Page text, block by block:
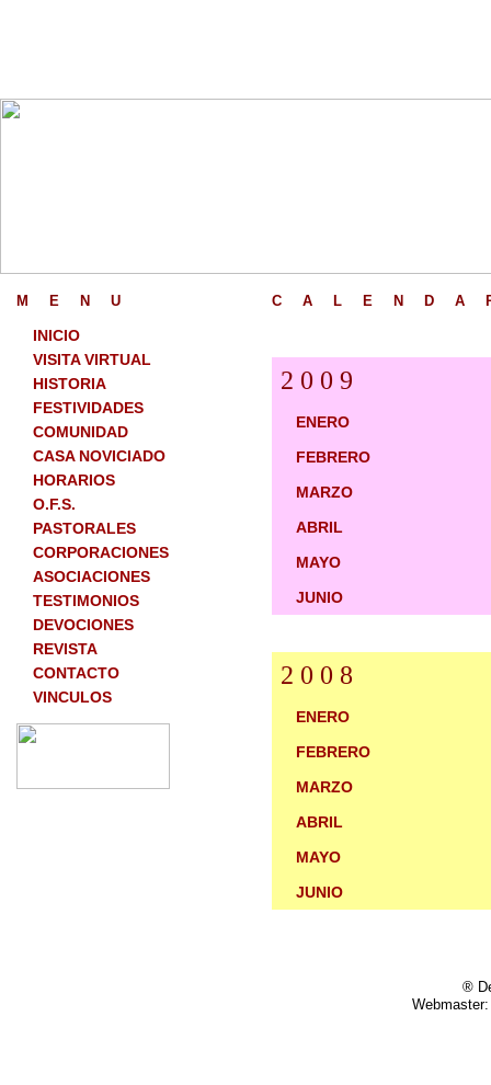
M E N U
INICIO
VISITA VIRTUAL
HISTORIA
FESTIVIDADES
COMUNIDAD
CASA NOVICIADO
HORARIOS
O.F.S.
PASTORALES
CORPORACIONES
ASOCIACIONES
TESTIMONIOS
DEVOCIONES
REVISTA
CONTACTO
VINCULOS
C A L E N D A
2 0 0 9
ENERO
FEBRERO
MARZO
ABRIL
MAYO
JUNIO
2 0 0 8
ENERO
FEBRERO
MARZO
ABRIL
MAYO
JUNIO
®